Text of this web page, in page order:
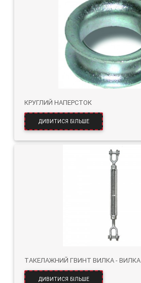
КРУГЛИЙ НАПЕРСТОК
ДИВИТИСЯ БІЛЬШЕ
ТАКЕЛАЖНИЙ ГВИНТ ВИЛКА - ВИЛКА
ДИВИТИСЯ БІЛЬШЕ